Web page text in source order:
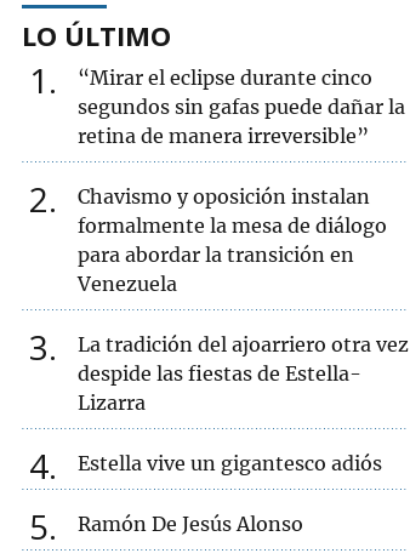
LO ÚLTIMO
1
“Mirar el eclipse durante cinco
segundos sin gafas puede dañar la
retina de manera irreversible”
2
Chavismo y oposición instalan
formalmente la mesa de diálogo
para abordar la transición en
Venezuela
3
La tradición del ajoarriero otra vez
despide las fiestas de Estella-
Lizarra
4 Estella vive un gigantesco adiós
5 Ramón De Jesús Alonso